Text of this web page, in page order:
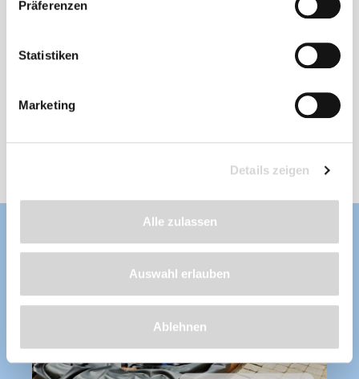
Präferenzen
Statistiken
Marketing
Details zeigen
Alle zulassen
Auswahl erlauben
Ablehnen
PVC-Teichfolie, olivgrün, Stärke: 1,5 mm
Stärke: 1,5 mm
und unverbrauchten Rohstoffen hergestellt
ab 48,99 €